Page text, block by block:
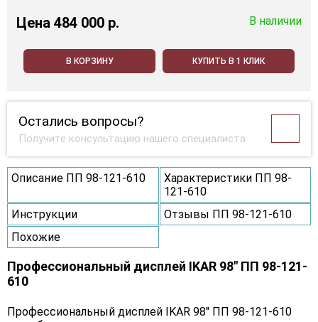
Цена 484 000 p. В наличии
В КОРЗИНУ КУПИТЬ В 1 КЛИК
Остались вопросы?
Получите консультацию нашего специалиста
Описание ПП 98-121-610
Характеристики ПП 98-
121-610
Инструкции
Отзывы ПП 98-121-610
Похожие
Профессиональный дисплей IKAR 98" ПП 98-121-
610
Профессиональный дисплей IKAR 98" ПП 98-121-610